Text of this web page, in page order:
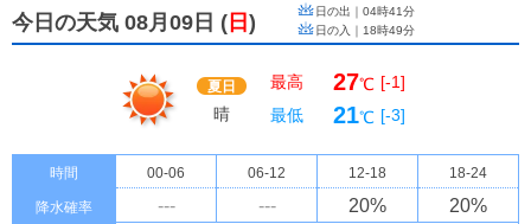
今日の天気 08月09日 ( 日 ) 日の出｜ 04時41分
日の入｜ 18時49分
夏日
晴
最高 27℃ [-1]
最低
21℃ [-3]
時間 00-06 06-12 12-18 18-24
降水確率 --- --- 20% 20%